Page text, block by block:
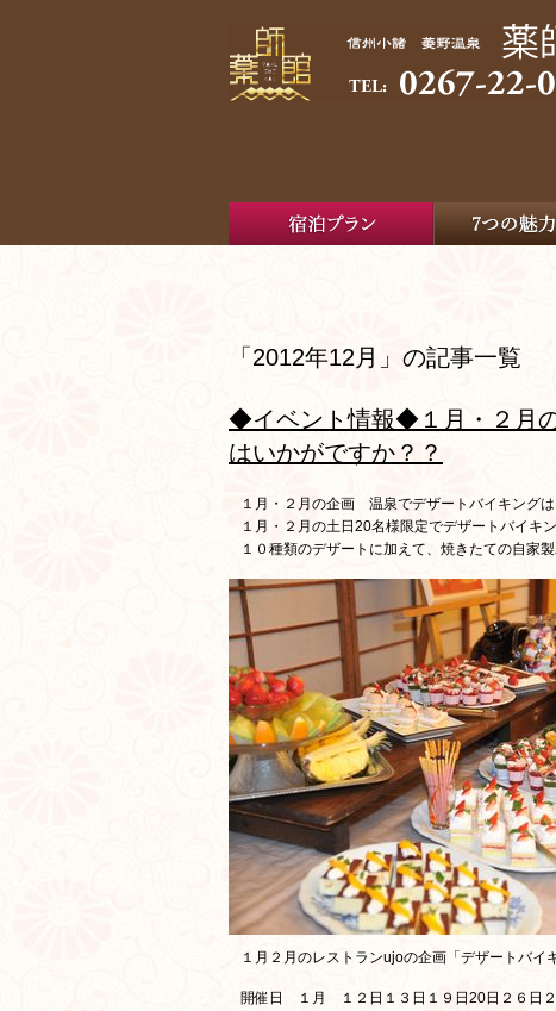
「2012年12月」の記事一覧
◆イベント情報◆１月・２月
はいかがですか？？
１月・２月の企画 温泉でデザートバイキングは
１月・２月の土日20名様限定でデザートバイキ
１０種類のデザートに加えて、焼きたての自家
１月２月のレストランujoの企画「デザートバイ
開催日 １月 １２日１３日１９日20日２６日２